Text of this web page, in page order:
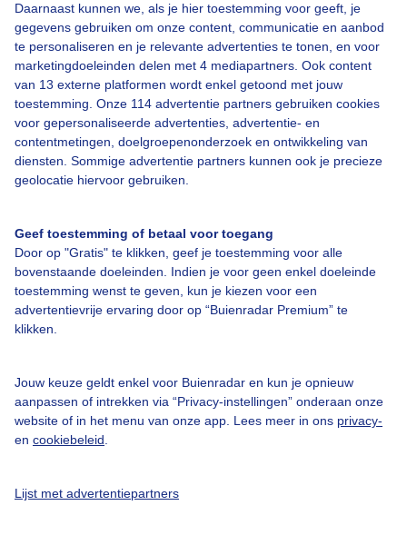
Daarnaast kunnen we, als je hier toestemming voor geeft, je
gegevens gebruiken om onze content, communicatie en aanbod
te personaliseren en je relevante advertenties te tonen, en voor
marketingdoeleinden delen met 4 mediapartners. Ook content
van 13 externe platformen wordt enkel getoond met jouw
toestemming. Onze 114 advertentie partners gebruiken cookies
voor gepersonaliseerde advertenties, advertentie- en
contentmetingen, doelgroepenonderzoek en ontwikkeling van
diensten. Sommige advertentie partners kunnen ook je precieze
geolocatie hiervoor gebruiken.
Geef toestemming of betaal voor toegang
Door op "Gratis" te klikken, geef je toestemming voor alle
bovenstaande doeleinden. Indien je voor geen enkel doeleinde
toestemming wenst te geven, kun je kiezen voor een
advertentievrije ervaring door op “Buienradar Premium” te
klikken.
Jouw keuze geldt enkel voor Buienradar en kun je opnieuw
aanpassen of intrekken via “Privacy-instellingen” onderaan onze
website of in het menu van onze app. Lees meer in ons privacy-
en cookiebeleid
Lijst met advertentiepartners
Een moment geduld aub...
Over Buienradar
Veelgestelde vragen
Contact
Toegankelijkheid
Buienradar Team
Privacy beleid
Privacy instellingen